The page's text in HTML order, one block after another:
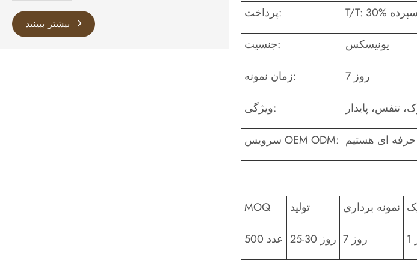
پرداخت: T/T: 30% سپرده
جنسیت: یونیسکس
زمان نمونه: 7 روز
ویژگی: پایدار
سرویس OEM ODM: حرفه ای هستیم
MOQ تولید نمونه برداری
500 عدد 25-30 روز 7 روز